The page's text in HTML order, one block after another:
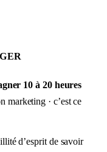
10 à 20 heures
marketing · c’est ce
d’esprit de savoir